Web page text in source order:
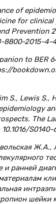
of
for clinical
Prevention
8800-2015-4-
to BER
S., Lewis S.,
The
Ж.А.,
и ранней
шейки